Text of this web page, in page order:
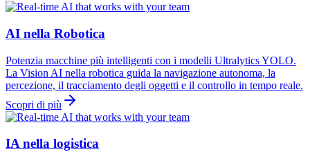
AI nella Robotica
Potenzia macchine più intelligenti con i modelli Ultralytics YOLO.
La Vision AI nella robotica guida la navigazione autonoma, la
percezione, il tracciamento degli oggetti e il controllo in tempo reale.
Scopri di più
IA nella logistica